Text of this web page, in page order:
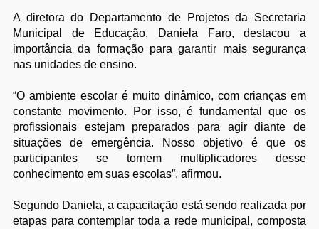
A diretora do Departamento de Projetos da Secretaria
Municipal de Educação, Daniela Faro, destacou a
importância da formação para garantir mais segurança
nas unidades de ensino.
“O ambiente escolar é muito dinâmico, com crianças em
constante movimento. Por isso, é fundamental que os
profissionais estejam preparados para agir diante de
situações de emergência. Nosso objetivo é que os
participantes se tornem multiplicadores desse
conhecimento em suas escolas”, afirmou.
Segundo Daniela, a capacitação está sendo realizada por
etapas para contemplar toda a rede municipal, composta